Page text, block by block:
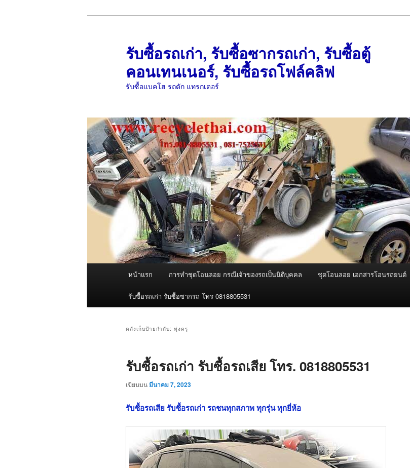
รับซื้อรถเก่า, รับซื้อซากรถเก่า, รับซื้อตู้
คอนเทนเนอร์, รับซื้อรถโฟล์คลิฟ
รับซื้อแบคโฮ รถตัก แทรกเตอร์
หน้าแรก การทำชุดโอนลอย กรณีเจ้าของรถเป็นนิติบุคคล ชุดโอนลอย เอกสารโอนรถยนต์
รับซื้อรถเก่า รับซื้อซากรถ โทร 0818805531
คลังเก็บป้ายกำกับ: ทุ่งครุ
รับซื้อรถเก่า รับซื้อรถเสีย โทร. 0818805531
เขียนบนมีนาคม 7, 2023
รับซื้อรถเสีย รับซื้อรถเก่า รถชนทุกสภาพ ทุกรุ่น ทุกยี่ห้อ